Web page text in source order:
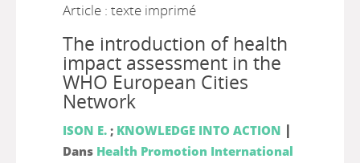
Article : texte imprimé
The introduction of health
impact assessment in the
WHO European Cities
Network
ISON E.; KNOWLEDGE INTO ACTION |
Dans Health Promotion International